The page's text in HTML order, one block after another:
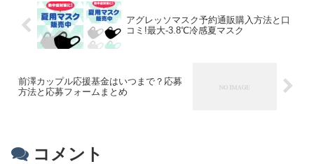
アグレッソマスク予約通販購入方法と口
コミ!最大-3.8℃冷感夏マスク
前澤カップル応援基金はいつまで？応募
方法と応募フォームまとめ
コメント